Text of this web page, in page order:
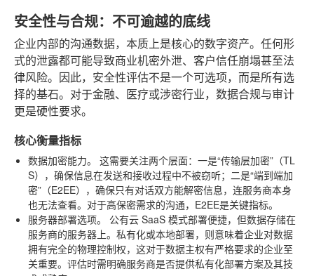
安全性与合规：不可逾越的底线
企业内部的沟通数据，本质上是核心的数字资产。任何形
式的泄露都可能导致商业机密外泄、客户信任崩塌甚至法
律风险。因此，安全性评估不是一个可选项，而是所有选
择的基石。对于金融、医疗或涉密行业，数据合规与审计
更是硬性要求。
核心衡量指标
数据加密能力。
这需要关注两个层面：一是“传输层加密”（TL
S），确保信息在发送和接收过程中不被窃听；二是“端到端加
密”（E2EE），确保只有对话双方能解密信息，连服务商本身
也无法查看。对于高保密需求的沟通，E2EE是关键指标。
服务器部署选项。
公有云 SaaS 模式部署便捷，但数据存储在
服务商的服务器上。私有化或本地部署，则意味着企业对数据
拥有完全的物理控制权，这对于数据主权有严格要求的企业至
关重要。评估时需明确服务商是否提供私有化部署方案及其技